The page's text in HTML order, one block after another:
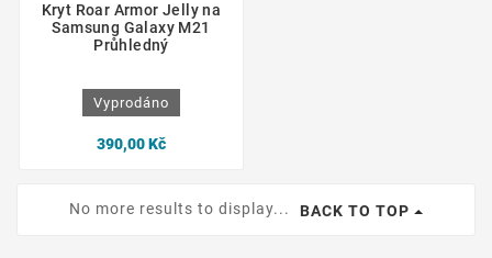
Kryt Roar Armor Jelly na
Samsung Galaxy M21
Průhledný
Vyprodáno
390,00 Kč
No more results to display... BACK TO TOP